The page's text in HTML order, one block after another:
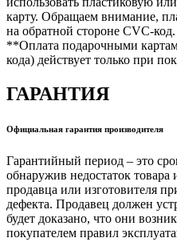
карту. Обращаем внимание,
на обратной стороне CVC-код.
**Оплата подарочными
кода) действует только при
ГАРАНТИЯ
Официальная гарантия производителя
Гарантийный период – это
обнаружив недостаток товара
продавца или изготовителя
дефекта. Продавец должен
будет доказано, что они
покупателем правил